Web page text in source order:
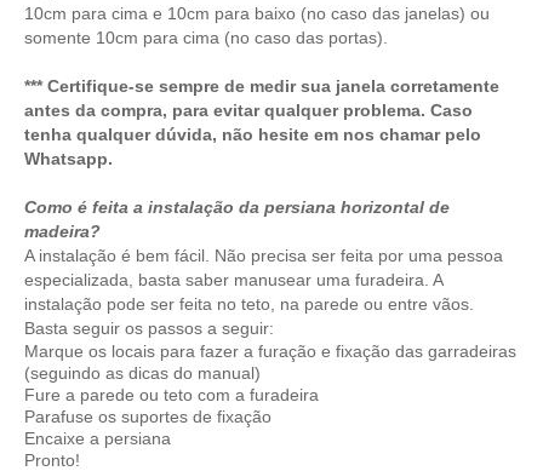
10cm para cima e 10cm para baixo (no caso das janelas) ou
somente 10cm para cima (no caso das portas).
*** Certifique-se sempre de medir sua janela corretamente
antes da compra, para evitar qualquer problema. Caso
tenha qualquer dúvida, não hesite em nos chamar pelo
Whatsapp.
Como é feita a instalação da persiana horizontal de
madeira?
A instalação é bem fácil. Não precisa ser feita por uma pessoa
especializada, basta saber manusear uma furadeira. A
instalação pode ser feita no teto, na parede ou entre vãos.
Basta seguir os passos a seguir:
Marque os locais para fazer a furação e fixação das garradeiras
(seguindo as dicas do manual)
Fure a parede ou teto com a furadeira
Parafuse os suportes de fixação
Encaixe a persiana
Pronto!